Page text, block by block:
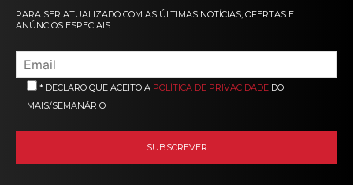
PARA SER ATUALIZADO COM AS ÚLTIMAS NOTÍCIAS, OFERTAS E
ANÚNCIOS ESPECIAIS.
* DECLARO QUE ACEITO A POLÍTICA DE PRIVACIDADE DO
MAIS/SEMANÁRIO